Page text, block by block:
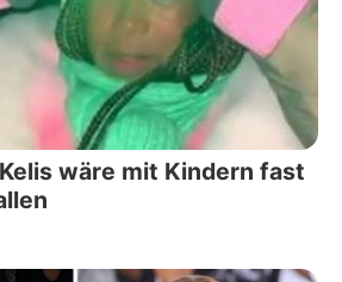
wäre mit Kindern fast